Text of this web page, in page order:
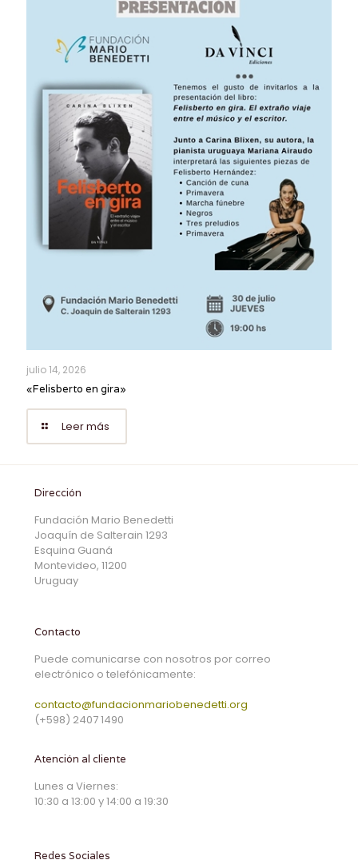
julio 14, 2026
«Felisberto en gira»
Leer más
Dirección
Fundación Mario Benedetti
Joaquín de Salterain 1293
Esquina Guaná
Montevideo, 11200
Uruguay
Contacto
Puede comunicarse con nosotros por correo
electrónico o telefónicamente:
contacto@fundacionmariobenedetti.org
(+598) 2407 1490
Atención al cliente
Lunes a Viernes:
10:30 a 13:00 y 14:00 a 19:30
Redes Sociales